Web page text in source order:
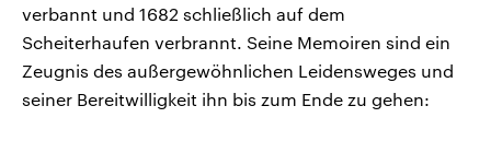
verbannt und 1682 schließlich auf dem
Scheiterhaufen verbrannt. Seine Memoiren sind ein
Zeugnis des außergewöhnlichen Leidensweges und
seiner Bereitwilligkeit ihn bis zum Ende zu gehen: